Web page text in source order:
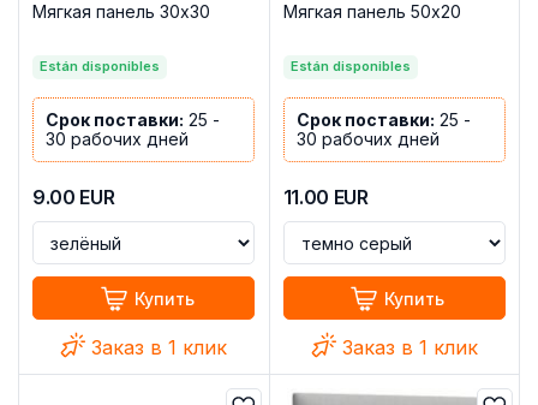
Мягкая панель 30x30
Están disponibles
Срок поставки: 25 -
30 рабочих дней
9.00 EUR
Купить
Заказ в 1 клик
Мягкая панель 50x20
Están disponibles
Срок поставки: 25 -
30 рабочих дней
11.00 EUR
Купить
Заказ в 1 клик